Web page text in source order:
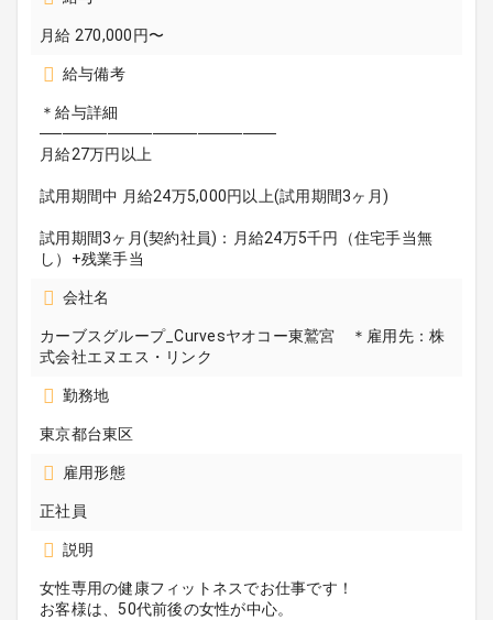
月給 270,000円〜
給与備考
＊給与詳細
─────────────────────
月給27万円以上
試用期間中 月給24万5,000円以上(試用期間3ヶ月)
試用期間3ヶ月(契約社員)：月給24万5千円（住宅手当無
し）+残業手当
会社名
カーブスグループ_Curvesヤオコー東鷲宮 ＊雇用先：株
式会社エヌエス・リンク
勤務地
東京都台東区
雇用形態
正社員
説明
女性専用の健康フィットネスでお仕事です！
お客様は、50代前後の女性が中心。